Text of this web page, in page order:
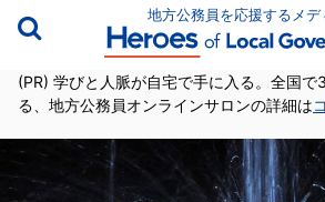
地方公務員を応援するメデ
(PR) 学びと人脈が自宅で手に入る。全国
る、地方公務員オンラインサロンの詳細は